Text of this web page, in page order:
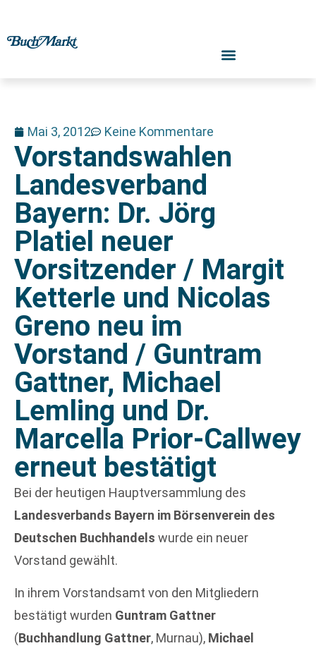
Mai 3, 2012 Keine Kommentare
Vorstandswahlen
Landesverband
Bayern: Dr. Jörg
Platiel neuer
Vorsitzender / Margit
Ketterle und Nicolas
Greno neu im
Vorstand / Guntram
Gattner, Michael
Lemling und Dr.
Marcella Prior-Callwey
erneut bestätigt
Bei der heutigen Hauptversammlung des
Landesverbands Bayern im Börsenverein des
Deutschen Buchhandels wurde ein neuer
Vorstand gewählt.
In ihrem Vorstandsamt von den Mitgliedern
bestätigt wurden Guntram Gattner
(Buchhandlung Gattner, Murnau), Michael